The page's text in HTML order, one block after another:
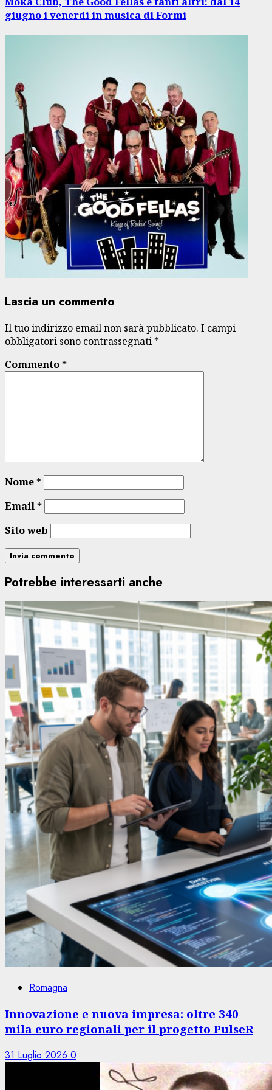
giugno i venerdì in musica di Formì
Lascia un commento
Il tuo indirizzo email non sarà pubblicato. I campi
obbligatori sono contrassegnati *
Commento*
Nome*
Email*
Sito web
Potrebbe interessarti anche
Romagna
Innovazione e nuova impresa: oltre 340
mila euro regionali per il progetto PulseR
31 Luglio 2026 0